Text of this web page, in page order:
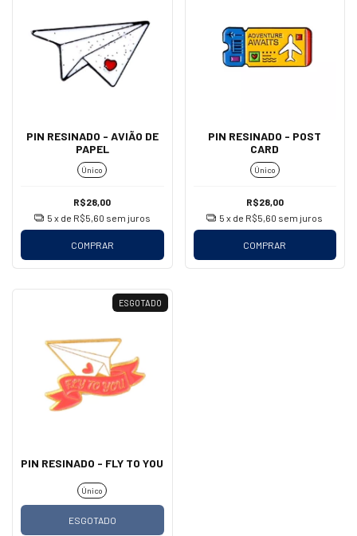
PIN RESINADO - AVIÃO DE
PAPEL
Único
R$28,00
5 x de R$5,60 sem juros
COMPRAR
PIN RESINADO - POST
CARD
Único
R$28,00
5 x de R$5,60 sem juros
COMPRAR
ESGOTADO
PIN RESINADO - FLY TO YOU
Único
ESGOTADO